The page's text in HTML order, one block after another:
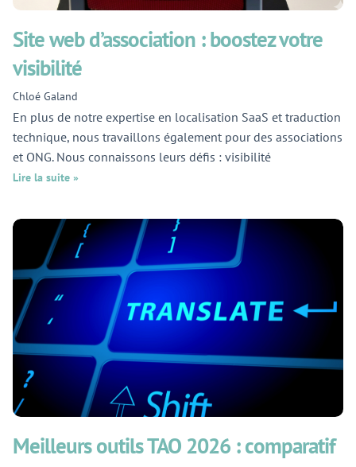
Site web d’association : boostez votre
visibilité
Chloé Galand
En plus de notre expertise en localisation SaaS et traduction
technique, nous travaillons également pour des associations
et ONG. Nous connaissons leurs défis : visibilité
Lire la suite »
Meilleurs outils TAO 2026 : comparatif